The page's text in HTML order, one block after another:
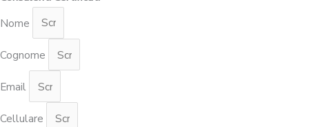
Nome
Cognome
Email
Cellulare